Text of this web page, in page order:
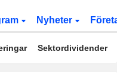
Nyheter
Sektordividender